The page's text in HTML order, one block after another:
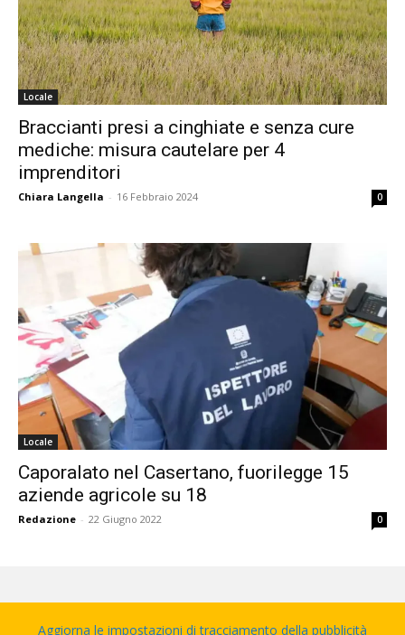
Locale
Braccianti presi a cinghiate e senza cure
mediche: misura cautelare per 4
imprenditori
Chiara Langella - 16 Febbraio 2024 0
Locale
Caporalato nel Casertano, fuorilegge 15
aziende agricole su 18
Redazione - 22 Giugno 2022 0
Aggiorna le impostazioni di tracciamento della pubblicità